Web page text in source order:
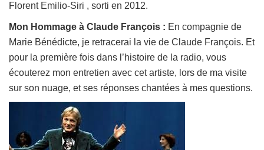
Florent Emilio-Siri , sorti en 2012.
Mon Hommage à Claude François : En compagnie de
Marie Bénédicte, je retracerai la vie de Claude François. Et
pour la première fois dans l’histoire de la radio, vous
écouterez mon entretien avec cet artiste, lors de ma visite
sur son nuage, et ses réponses chantées à mes questions.